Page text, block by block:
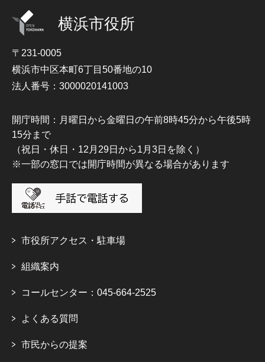
横浜市役所
〒231-0005
横浜市中区本町6丁目50番地の10
法人番号：3000020141003
開庁時間：月曜日から金曜日の午前8時45分から午後5時
15分まで
（祝日・休日・12月29日から1月3日を除く）
※一部の窓口では開庁時間が異なる場合があります
市役所アクセス・駐車場
組織案内
コールセンター：045-664-2525
よくある質問
市民からの提案